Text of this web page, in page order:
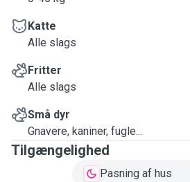
Katte
Alle slags
Fritter
Alle slags
Små dyr
Gnavere, kaniner, fugle...
Tilgængelighed
Pasning af hus